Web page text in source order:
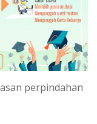
perpindahan